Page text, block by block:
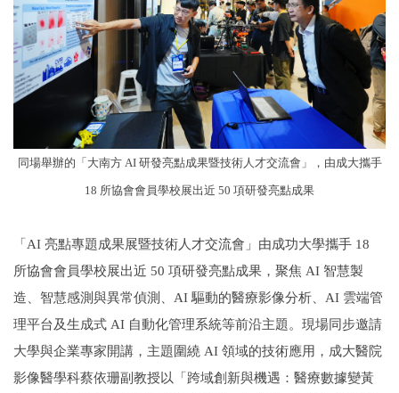
同場舉辦的「大南方 AI 研發亮點成果暨技術人才交流會」，由成大攜手
18 所協會會員學校展出近 50 項研發亮點成果
「AI 亮點專題成果展暨技術人才交流會」由成功大學攜手 18
所協會會員學校展出近 50 項研發亮點成果，聚焦 AI 智慧製
造、智慧感測與異常偵測、AI 驅動的醫療影像分析、AI 雲端管
理平台及生成式 AI 自動化管理系統等前沿主題。現場同步邀請
大學與企業專家開講，主題圍繞 AI 領域的技術應用，成大醫院
影像醫學科蔡依珊副教授以「跨域創新與機遇：醫療數據變黃